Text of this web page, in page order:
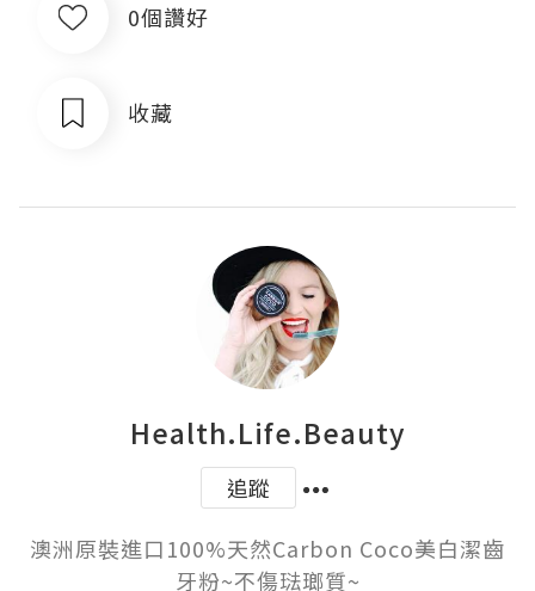
0個讚好
收藏
Health.Life.Beauty
追蹤
澳洲原裝進口100%天然Carbon Coco美白潔齒
牙粉~不傷琺瑯質~